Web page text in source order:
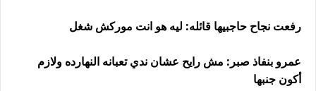
رفعت نجاح حاجبيها قائله: ليه هو انت موركش شغل
عمرو بنفاذ صبر: مش رايح عشان ندي تعبانه النهارده ولازم
أكون جنبها